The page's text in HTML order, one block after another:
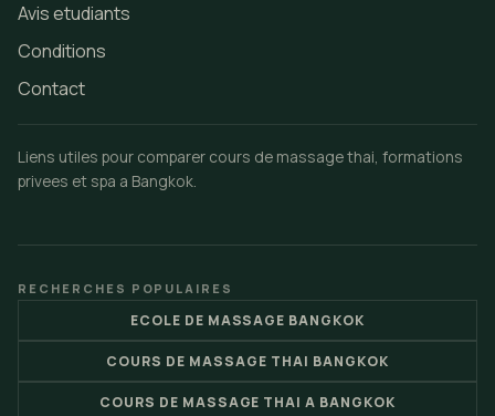
Avis etudiants
Conditions
Contact
Liens utiles pour comparer cours de massage thai, formations
privees et spa a Bangkok.
RECHERCHES POPULAIRES
ECOLE DE MASSAGE BANGKOK
COURS DE MASSAGE THAI BANGKOK
COURS DE MASSAGE THAI A BANGKOK